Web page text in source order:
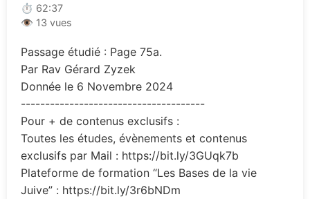
⏱ 62:37
👁 13 vues
Passage étudié : Page 75a.
Par Rav Gérard Zyzek
Donnée le 6 Novembre 2024
--------------------------------------
Pour + de contenus exclusifs :
Toutes les études, évènements et contenus
exclusifs par Mail : https://bit.ly/3GUqk7b
Plateforme de formation “Les Bases de la vie
Juive” : https://bit.ly/3r6bNDm